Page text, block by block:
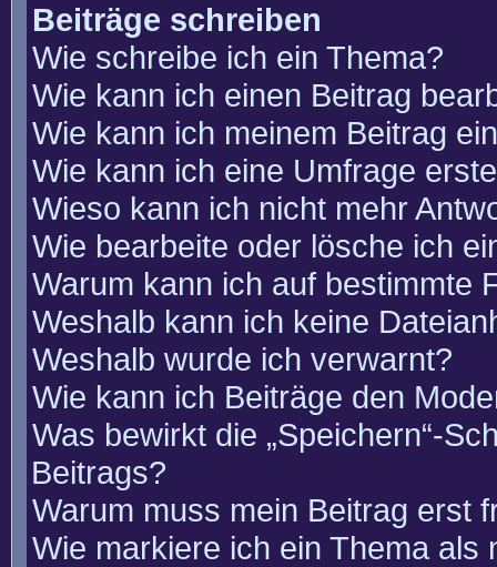
Beiträge schreiben
Wie schreibe ich ein Thema?
Wie kann ich einen Beitrag
Wie kann ich meinem Beitrag
Wie kann ich eine Umfrage
Wieso kann ich nicht mehr
Wie bearbeite oder lösche ich
Warum kann ich auf bestimmte
Weshalb kann ich keine
Weshalb wurde ich verwarnt?
Wie kann ich Beiträge den
Was bewirkt die „Speichern“-
Beitrags?
Warum muss mein Beitrag erst
Wie markiere ich ein Thema als